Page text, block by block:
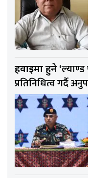
हवाईमा हुने
प्रतिनिधित्व गर्दै